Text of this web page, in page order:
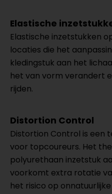
Elastische
Elastische inzetstukken
locaties die het
kledingstuk aan het
het van vorm verandert
rijden.
Distortion Control
Distortion Control is een
voor topcoureurs. Het
polyurethaan inzetstuk
voorkomt extra rotatie
het risico op